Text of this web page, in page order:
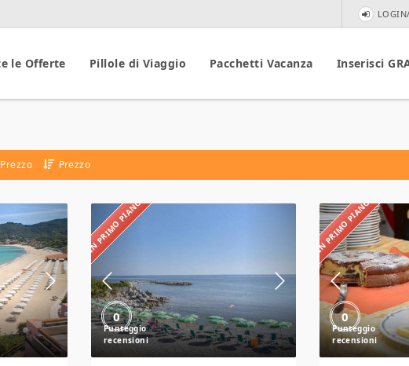
le Offerte Pillole di Viaggio Pacchetti Vacanza Inserisci
Prezzo Prezzo
IN PRIMO PIANO
0
Resort
IN PRIMO PIANO
0
Hotel
Derby